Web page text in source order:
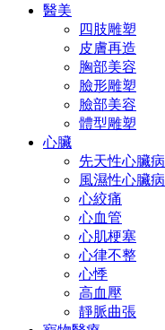
醫美
四肢雕塑
皮膚再造
胸部美容
臉形雕塑
臉部美容
體型雕塑
心臟
先天性心臟病
風濕性心臟病
心絞痛
心血管
心肌梗塞
心律不整
心悸
高血壓
靜脈曲張